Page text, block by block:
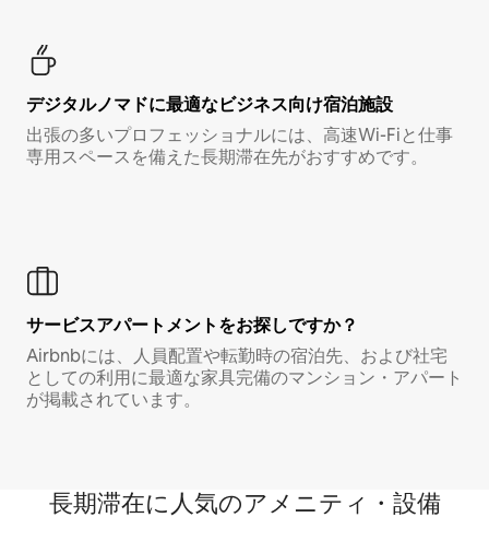
デジタルノマド⁠に最⁠適⁠なビ⁠ジ⁠ネ⁠ス⁠向⁠け宿⁠泊⁠施⁠設
出張の多いプロフェッショナルには、高速Wi-Fiと仕事
専用スペースを備えた長期滞在先がおすすめです。
サービスアパートメントをお探しですか？
Airbnbには、人員配置や転勤時の宿泊先、および社宅
としての利用に最適な家具完備のマンション・アパート
が掲載されています。
長期滞在に人気のアメニティ・設備